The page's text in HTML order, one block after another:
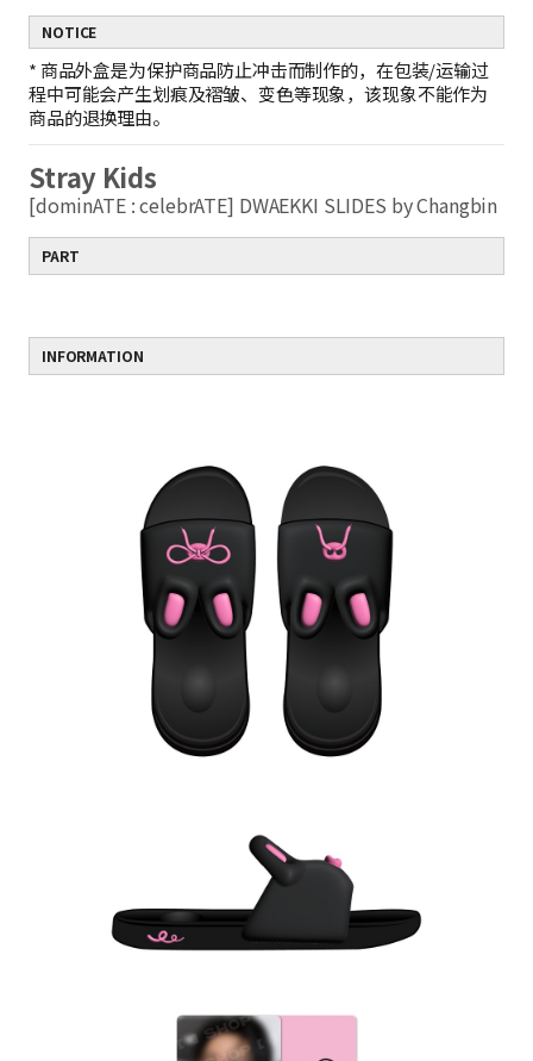
NOTICE
* 商品外盒是为保护商品防止冲击而制作的，在包装/运输过
程中可能会产生划痕及褶皱、变色等现象，该现象不能作为
商品的退换理由。
Stray Kids
[dominATE : celebrATE] DWAEKKI SLIDES by Changbin
PART
INFORMATION